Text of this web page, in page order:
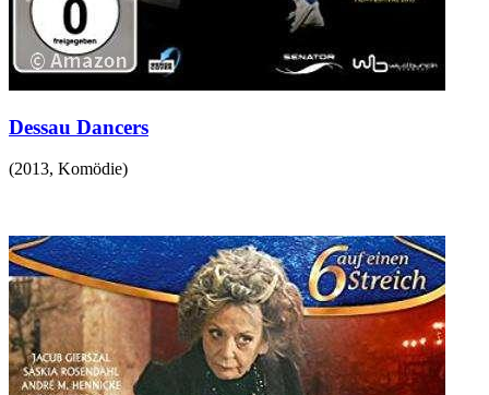
Dessau Dancers
(2013, Komödie)